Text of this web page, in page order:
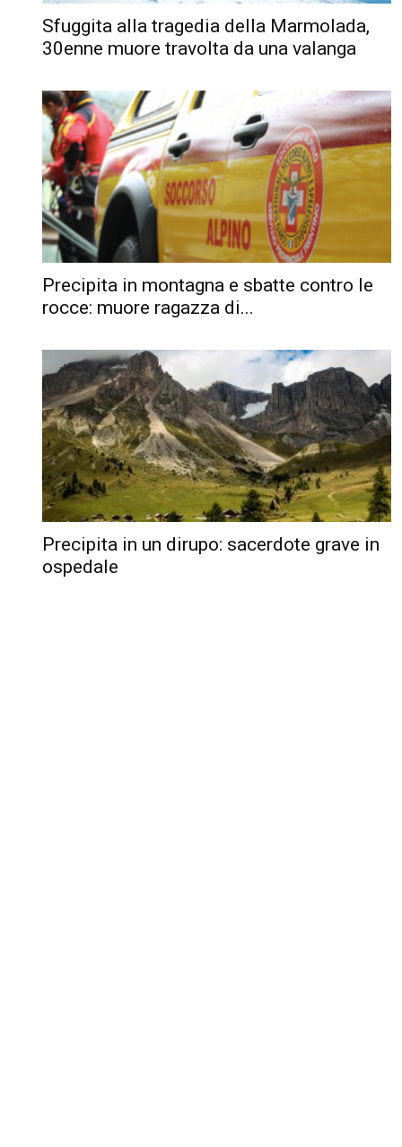
Sfuggita alla tragedia della Marmolada,
30enne muore travolta da una valanga
Precipita in montagna e sbatte contro le
rocce: muore ragazza di...
Precipita in un dirupo: sacerdote grave in
ospedale